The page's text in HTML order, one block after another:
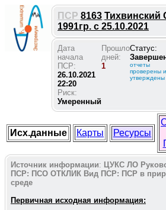
ПСР 8163 Тихвинский
1991гр. с 25.10.2021
Дата
начала
ПСР:
26.10.2021
22:20
Риск:
Умеренный
Прошло
дней:
1
Статус:
отчеты
проверены и
утверждены
Исх.данные Карты Ресурсы
Источник информации: ЦУКС ЛО
ПСР: ПСО ОТКЛИК Вид ПСР: ПСР в
среде
Первичная исходная информация: